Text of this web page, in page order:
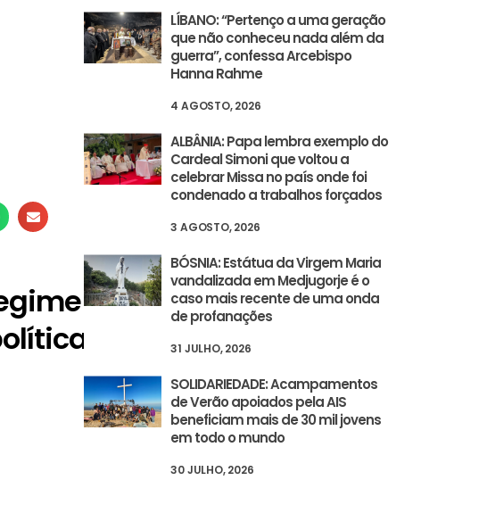
e dizem que o país
LÍBANO: “Pertenço a uma geração
que não conheceu nada além da
guerra”, confessa Arcebispo
Hanna Rahme
4 AGOSTO, 2026
ALBÂNIA: Papa lembra exemplo do
Cardeal Simoni que voltou a
celebrar Missa no país onde foi
condenado a trabalhos forçados
3 AGOSTO, 2026
BÓSNIA: Estátua da Virgem Maria
vandalizada em Medjugorje é o
caso mais recente de uma onda
de profanações
31 JULHO, 2026
SOLIDARIEDADE: Acampamentos
de Verão apoiados pela AIS
beneficiam mais de 30 mil jovens
em todo o mundo
30 JULHO, 2026